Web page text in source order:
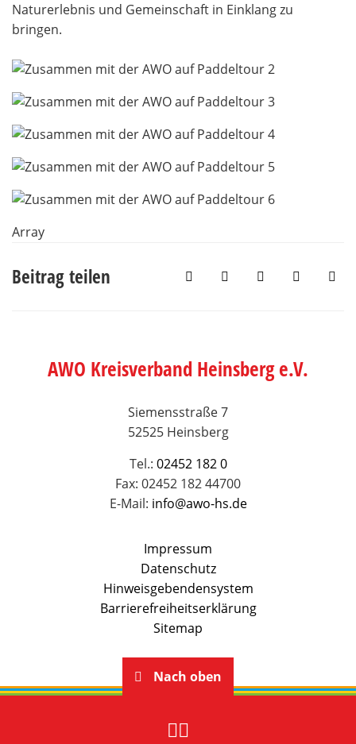
Naturerlebnis und Gemeinschaft in Einklang zu
bringen.
Array
Beitrag teilen
AWO Kreisverband Heinsberg e.V.
Siemensstraße 7
52525 Heinsberg
Tel.: 02452 182 0
Fax: 02452 182 44700
E-Mail: info@awo-hs.de
Impressum
Datenschutz
Hinweisgebendensystem
Barrierefreiheitserklärung
Sitemap
Nach oben